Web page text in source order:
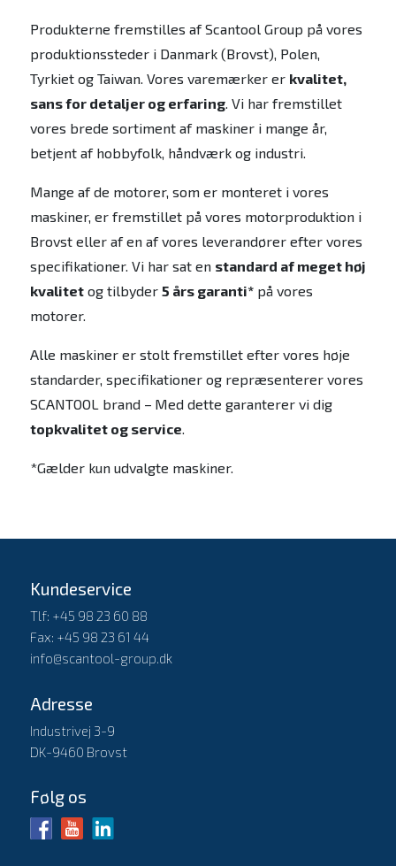
Produkterne fremstilles af Scantool Group på vores
produktionssteder i Danmark (Brovst), Polen,
Tyrkiet og Taiwan. Vores varemærker er kvalitet,
sans for detaljer og erfaring. Vi har fremstillet
vores brede sortiment af maskiner i mange år,
betjent af hobbyfolk, håndværk og industri.
Mange af de motorer, som er monteret i vores
maskiner, er fremstillet på vores motorproduktion i
Brovst eller af en af vores leverandører efter vores
specifikationer. Vi har sat en standard af meget høj
kvalitetog tilbyder 5 års garanti*på vores
motorer.
Alle maskiner er stolt fremstillet efter vores høje
standarder, specifikationer og repræsenterer vores
SCANTOOL brand – Med dette garanterer vi dig
topkvalitet og service.
*Gælder kun udvalgte maskiner.
Kundeservice
Tlf: +45 98 23 60 88
Fax: +45 98 23 61 44
info@scantool-group.dk
Adresse
Industrivej 3-9
DK-9460 Brovst
Følg os